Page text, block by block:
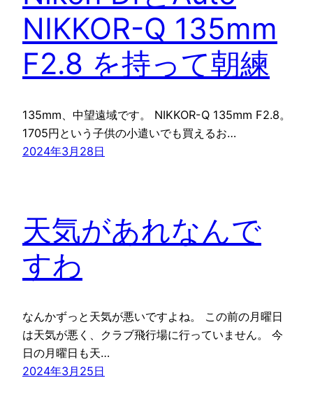
NIKKOR-Q 135mm
F2.8 を持って朝練
135mm、中望遠域です。 NIKKOR-Q 135mm F2.8。
1705円という子供の小遣いでも買えるお…
2024年3月28日
天気があれなんで
すわ
なんかずっと天気が悪いですよね。 この前の月曜日
は天気が悪く、クラブ飛行場に行っていません。 今
日の月曜日も天…
2024年3月25日